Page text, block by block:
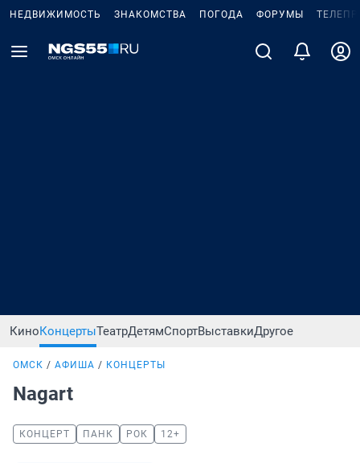
НЕДВИЖИМОСТЬ ЗНАКОМСТВА ПОГОДА ФОРУМЫ
КиноКонцертыТеатрДетямСпортВыставкиДругое
ОМСК АФИША КОНЦЕРТЫ
Nagart
КОНЦЕРТ ПАНК РОК 12+